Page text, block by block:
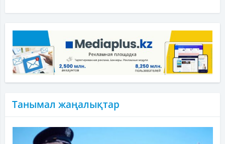
Танымал жаңалықтар